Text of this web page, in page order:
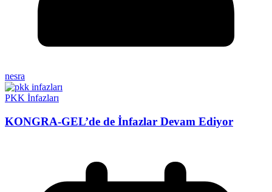
nesra
PKK İnfazları
KONGRA-GEL’de de İnfazlar Devam Ediyor